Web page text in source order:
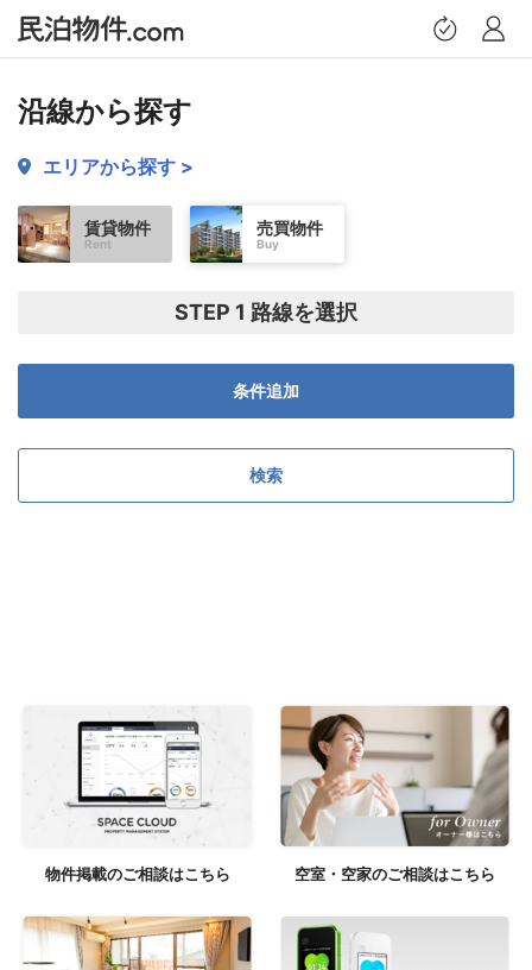
トップページ
お問い合わせ履歴
保存した検索条件
プロフィール
沿線から探す
エリアから探す >
賃貸物件
Rent
売買物件
Buy
STEP 1 路線を選択
物件掲載のご相談はこちら 空室・空家のご相談はこちら